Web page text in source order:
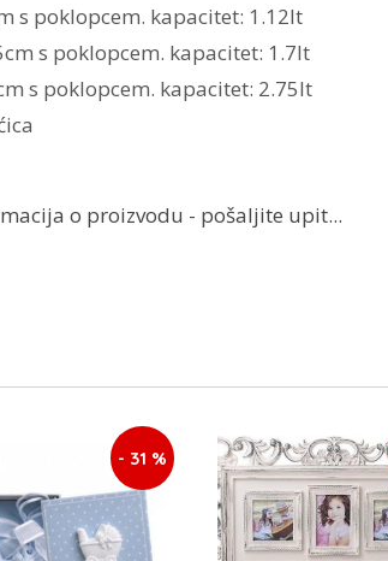
s poklopcem. kapacitet: 1.12lt
s poklopcem. kapacitet: 1.7lt
s poklopcem. kapacitet: 2.75lt
o proizvodu - pošaljite upit...
- 31 %